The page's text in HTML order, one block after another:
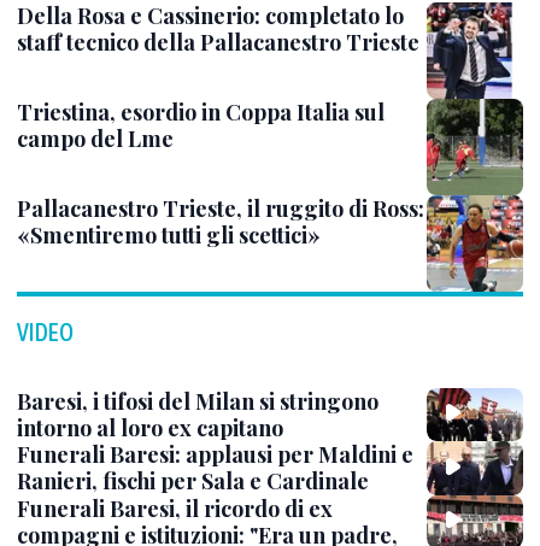
Della Rosa e Cassinerio: completato lo
staff tecnico della Pallacanestro Trieste
Triestina, esordio in Coppa Italia sul
campo del Lme
Pallacanestro Trieste, il ruggito di Ross:
«Smentiremo tutti gli scettici»
VIDEO
Baresi, i tifosi del Milan si stringono
intorno al loro ex capitano
Funerali Baresi: applausi per Maldini e
Ranieri, fischi per Sala e Cardinale
Funerali Baresi, il ricordo di ex
compagni e istituzioni: "Era un padre,